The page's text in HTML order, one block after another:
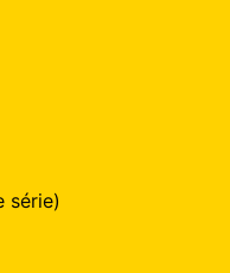
série)